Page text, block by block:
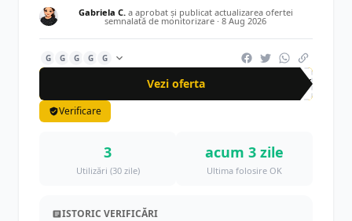
Gabriela C.a aprobat și publicat actualizarea ofertei
semnalată de monitorizare · 8 Aug 2026
G G G G G
Vezi oferta -20%
Verificare
3
Utilizări (30 zile)
acum 3 zile
Ultima folosire OK
ISTORIC VERIFICĂRI